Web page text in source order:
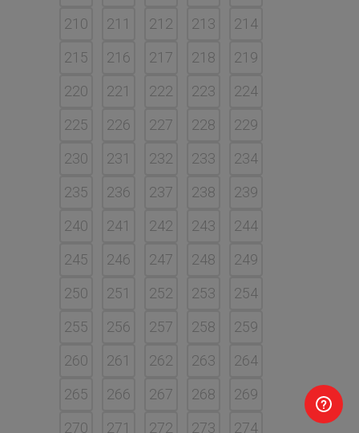
210
211 212 213
214
215
216 217 218
219
220
221 222 223
224
225
226 227 228
229
230
231 232 233
234
235
236 237 238
239
240
241 242 243
244
245
246 247 248
249
250
251 252 253
254
255
256 257 258
259
260
261 262 263
264
265
266 267 268
269
270
271 272 273 274